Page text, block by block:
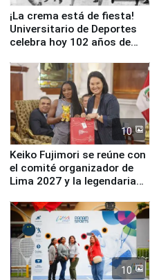
¡La crema está de fiesta!
Universitario de Deportes
celebra hoy 102 años de
10
Keiko Fujimori se reúne con
el comité organizador de
Lima 2027 y la legendaria
10